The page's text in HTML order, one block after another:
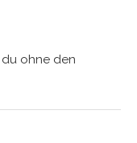
ohne den